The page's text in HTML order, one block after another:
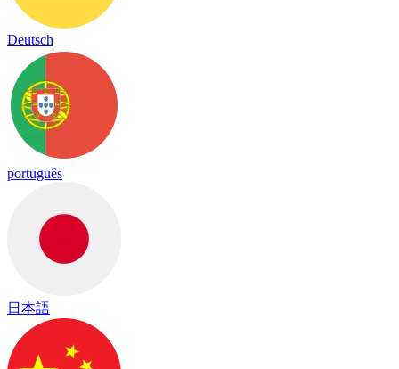
Deutsch
português
日本語